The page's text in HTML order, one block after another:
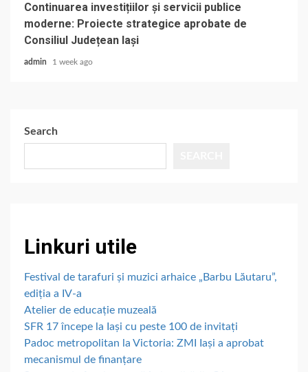
Continuarea investițiilor și servicii publice
moderne: Proiecte strategice aprobate de
Consiliul Județean Iași
admin 1 week ago
Search
Linkuri utile
Festival de tarafuri și muzici arhaice „Barbu Lăutaru”,
ediția a IV-a
Atelier de educație muzeală
SFR 17 începe la Iași cu peste 100 de invitați
Padoc metropolitan la Victoria: ZMI Iași a aprobat
mecanismul de finanțare